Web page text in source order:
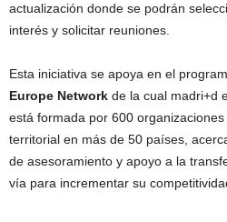
actualización donde se podrán
interés y solicitar reuniones.
Esta iniciativa se apoya en el
Europe Network de la cual madri+d
está formada por 600
territorial en más de 50 países,
de asesoramiento y apoyo a la
vía para incrementar su